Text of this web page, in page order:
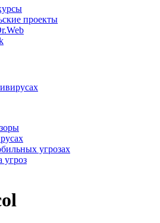
проекты
угрозах
угроз